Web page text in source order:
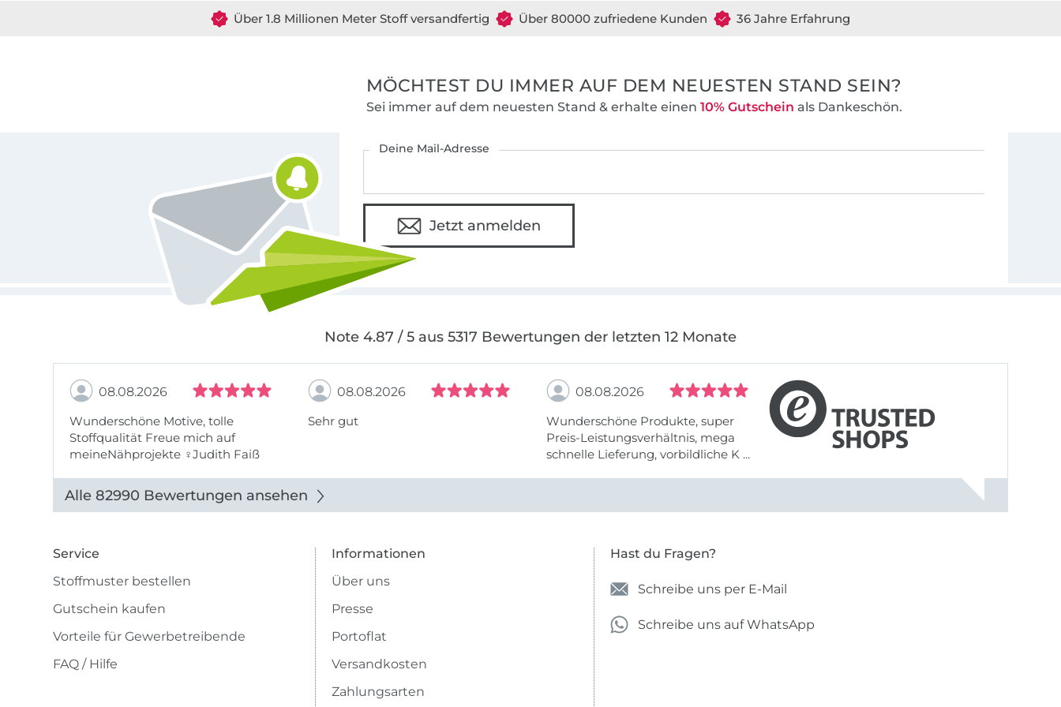
Über 1.8 Millionen Meter Stoff versandfertig Über 80000 zufriedene Kunden 36 Jahre Erfahrung
MÖCHTEST DU IMMER AUF DEM NEUESTEN STAND SEIN?
Sei immer auf dem neuesten Stand & erhalte einen 10% Gutschein als Dankeschön.
Deine Mail-Adresse
Jetzt anmelden
Note 4.87 / 5 aus 5317 Bewertungen der letzten 12 Monate
08.08.2026
Wunderschöne Motive, tolle
Stoffqualität Freue mich auf
meineNähprojekte ♀Judith Faiß
08.08.2026
Sehr gut
08.08.2026
Wunderschöne Produkte, super
Preis-Leistungsverhältnis, mega
schnelle Lieferung, vorbildliche K ...
Alle 82990 Bewertungen ansehen
Service
Stoffmuster bestellen
Gutschein kaufen
Vorteile für Gewerbetreibende
FAQ / Hilfe
Informationen
Über uns
Presse
Portoflat
Versandkosten
Zahlungsarten
Hast du Fragen?
Schreibe uns per E-Mail
Schreibe uns auf WhatsApp